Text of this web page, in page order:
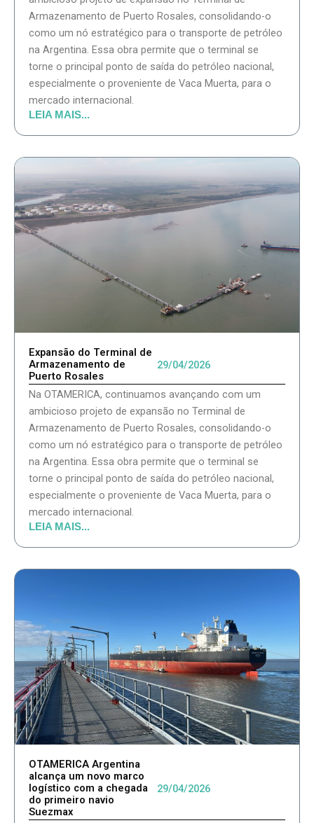
Armazenamento de Puerto Rosales, consolidando-o
como um nó estratégico para o transporte de petróleo
na Argentina. Essa obra permite que o terminal se
torne o principal ponto de saída do petróleo nacional,
especialmente o proveniente de Vaca Muerta, para o
mercado internacional.
LEIA MAIS...
Expansão do Terminal de
Armazenamento de
Puerto Rosales
29/04/2026
Na OTAMERICA, continuamos avançando com um
ambicioso projeto de expansão no Terminal de
Armazenamento de Puerto Rosales, consolidando-o
como um nó estratégico para o transporte de petróleo
na Argentina. Essa obra permite que o terminal se
torne o principal ponto de saída do petróleo nacional,
especialmente o proveniente de Vaca Muerta, para o
mercado internacional.
LEIA MAIS...
OTAMERICA Argentina
alcança um novo marco
logístico com a chegada
do primeiro navio
Suezmax
29/04/2026